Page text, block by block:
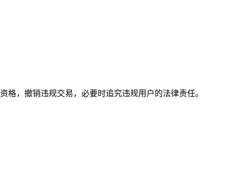
，撤销违规交易，必要时追究违规用户的法律责任。